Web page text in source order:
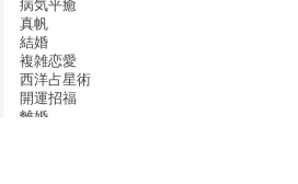
病気平癒
真帆
結婚
複雑恋愛
西洋占星術
開運招福
離婚